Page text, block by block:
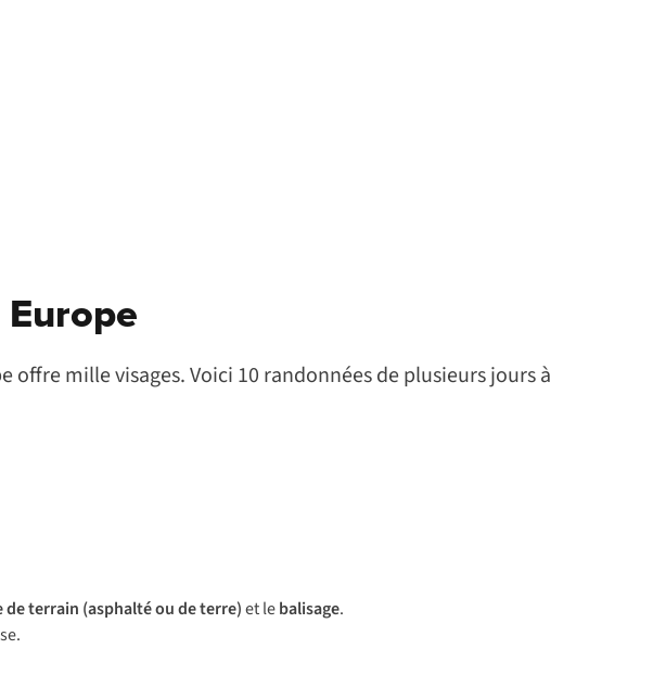
offre mille visages. Voici 10 randonnées de plusieurs jours à
de terrain (asphalté ou de terre)et lebalisage.